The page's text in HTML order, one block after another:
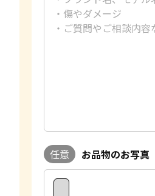
任意 お品物のお写真